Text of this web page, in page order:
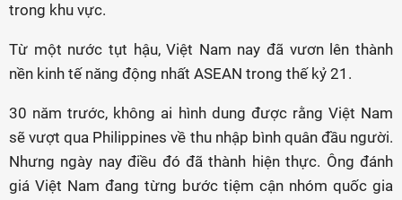
trong khu vực.
Từ một nước tụt hậu, Việt Nam nay đã vươn lên thành
nền kinh tế năng động nhất ASEAN trong thế kỷ 21.
30 năm trước, không ai hình dung được rằng Việt Nam
sẽ vượt qua Philippines về thu nhập bình quân đầu người.
Nhưng ngày nay điều đó đã thành hiện thực. Ông đánh
giá Việt Nam đang từng bước tiệm cận nhóm quốc gia